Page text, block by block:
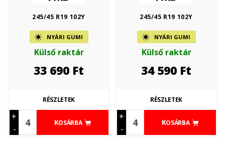
245/45 R19 102Y
NYÁRI GUMI
Külső raktár
33 690 Ft
+
-
KOSÁRBA
RÉSZLETEK
245/45 R19 102Y
NYÁRI GUMI
Külső raktár
34 590 Ft
+
-
KOSÁRBA
RÉSZLETEK